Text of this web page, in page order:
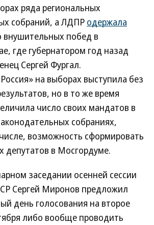
ряда региональных
собраний, а ЛДПР одержала
внушительных побед в
где губернатором год назад
Сергей Фургал.
на выборах выступила без
но в то же время
число своих мандатов в
собраниях,
возможность сформировать
депутатов в Мосгордуме.
заседании осенней сессии
Сергей Миронов предложил
день голосования на второе
либо вообще проводить